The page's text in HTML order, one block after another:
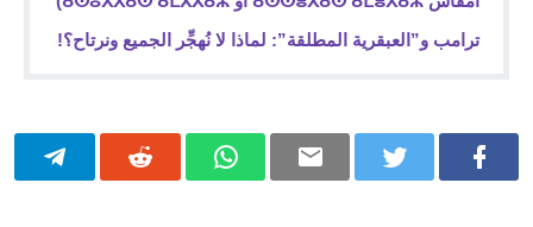
ترامب و”العبقرية المطلقة”: لماذا لا نُهجِّر الجميع ونرتاح؟!